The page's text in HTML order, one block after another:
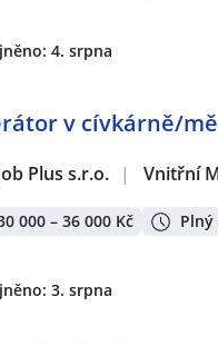
4. srpna
v cívkárně/
Plus s.r.o. | Vnitřní
000 – 36 000 Kč Plný
3. srpna